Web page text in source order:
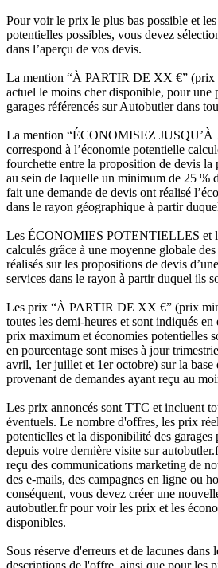
Pour voir le prix le plus bas possible et
potentielles possibles, vous devez
dans l’aperçu de vos devis.
La mention “À PARTIR DE XX €” (prix
actuel le moins cher disponible, pour une
garages référencés sur Autobutler dans
La mention “ÉCONOMISEZ
correspond à l’économie potentielle
fourchette entre la proposition de devis la
au sein de laquelle un minimum de 25 %
fait une demande de devis ont réalisé
dans le rayon géographique à partir
Les ÉCONOMIES POTENTIELLES et
calculés grâce à une moyenne globale
réalisés sur les propositions de devis
services dans le rayon à partir duquel ils
Les prix “À PARTIR DE XX €” (prix
toutes les demi-heures et sont indiqués
prix maximum et économies potentielles
en pourcentage sont mises à jour
avril, 1er juillet et 1er octobre) sur la base
provenant de demandes ayant reçu au
Les prix annoncés sont TTC et incluent
éventuels. Le nombre d'offres, les prix
potentielles et la disponibilité des garages
depuis votre dernière visite sur
reçu des communications marketing de
des e-mails, des campagnes en ligne ou
conséquent, vous devez créer une
autobutler.fr pour voir les prix et les
disponibles.
Sous réserve d'erreurs et de lacunes dans